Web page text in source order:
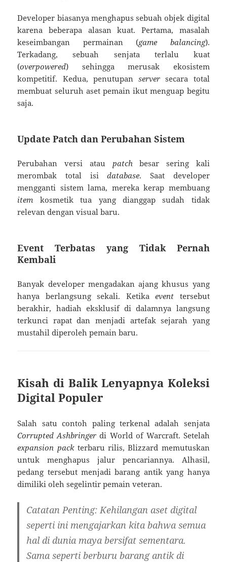
Developer biasanya menghapus sebuah objek digital
karena beberapa alasan kuat. Pertama, masalah
keseimbangan permainan (game balancing).
Terkadang, sebuah senjata terlalu kuat
(overpowered) sehingga merusak ekosistem
kompetitif. Kedua, penutupanserver secara total
membuat seluruh aset pemain ikut menguap begitu
saja.
Update Patch dan Perubahan Sistem
Perubahan versi atau patch besar sering kali
merombak total isidatabase. Saat developer
mengganti sistem lama, mereka kerap membuang
item kosmetik tua yang dianggap sudah tidak
relevan dengan visual baru.
Event Terbatas yang Tidak Pernah
Kembali
Banyak developer mengadakan ajang khusus yang
hanya berlangsung sekali. Ketikaevent tersebut
berakhir, hadiah eksklusif di dalamnya langsung
terkunci rapat dan menjadi artefak sejarah yang
mustahil diperoleh pemain baru.
Kisah di Balik Lenyapnya Koleksi
Digital Populer
Salah satu contoh paling terkenal adalah senjata
Corrupted Ashbringer di World of Warcraft. Setelah
expansion packterbaru rilis, Blizzard memutuskan
untuk menghapus jalur pencariannya. Alhasil,
pedang tersebut menjadi barang antik yang hanya
dimiliki oleh segelintir pemain veteran.
Catatan Penting: Kehilangan aset digital
seperti ini mengajarkan kita bahwa semua
hal di dunia maya bersifat sementara.
Sama seperti berburu barang antik di